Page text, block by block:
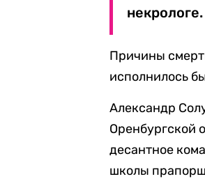
некрологе.
Причины
исполнилось
Александр
Оренбургской
десантное
школы